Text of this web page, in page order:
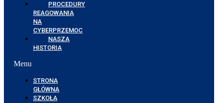
PROCEDURY
REAGOWANIA
NA
CYBERPRZEMOC
NASZA
HISTORIA
Menu
STRONA
GŁÓWNA
SZKOŁA